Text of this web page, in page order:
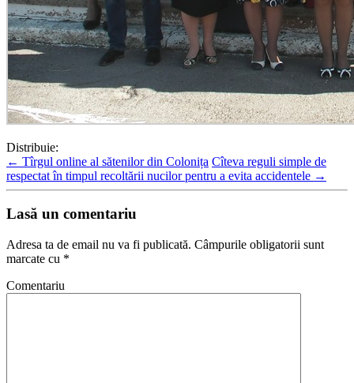
Distribuie:
← Tîrgul online al sătenilor din Colonița Cîteva reguli simple de
respectat în timpul recoltării nucilor pentru a evita accidentele →
Lasă un comentariu
Adresa ta de email nu va fi publicată. Câmpurile obligatorii sunt
marcate cu *
Comentariu